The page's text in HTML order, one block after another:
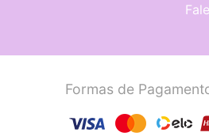
Formas de